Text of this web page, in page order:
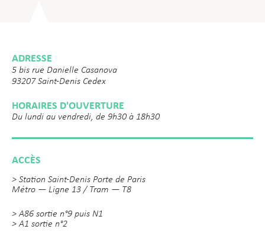
ADRESSE
5 bis rue Danielle Casanova
93207 Saint-Denis Cedex
HORAIRES D'OUVERTURE
Du lundi au vendredi, de 9h30 à 18h30
ACCÈS
> Station Saint-Denis Porte de Paris
Métro — Ligne 13 / Tram — T8
> A86 sortie n°9 puis N1
> A1 sortie n°2